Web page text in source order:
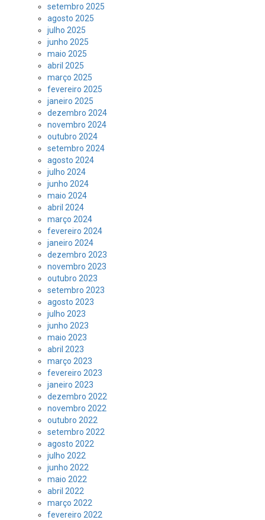
setembro 2025
agosto 2025
julho 2025
junho 2025
maio 2025
abril 2025
março 2025
fevereiro 2025
janeiro 2025
dezembro 2024
novembro 2024
outubro 2024
setembro 2024
agosto 2024
julho 2024
junho 2024
maio 2024
abril 2024
março 2024
fevereiro 2024
janeiro 2024
dezembro 2023
novembro 2023
outubro 2023
setembro 2023
agosto 2023
julho 2023
junho 2023
maio 2023
abril 2023
março 2023
fevereiro 2023
janeiro 2023
dezembro 2022
novembro 2022
outubro 2022
setembro 2022
agosto 2022
julho 2022
junho 2022
maio 2022
abril 2022
março 2022
fevereiro 2022